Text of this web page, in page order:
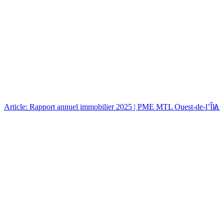
Article: Rapport annuel immobilier 2025 | PME MTL Ouest-de-l’Île